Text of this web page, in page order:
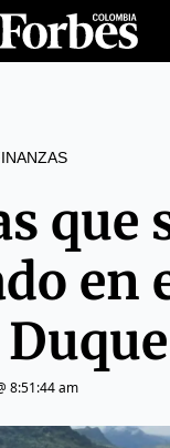
que
en
8:51:44 am